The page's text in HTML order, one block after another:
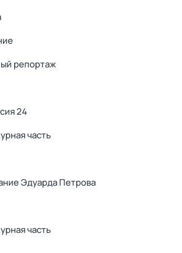
репортаж
24
часть
Эдуарда Петрова
часть